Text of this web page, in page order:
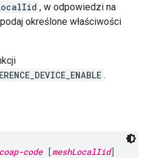
, w odpowiedzi na
określone właściwości
.
code [meshLocalIid]